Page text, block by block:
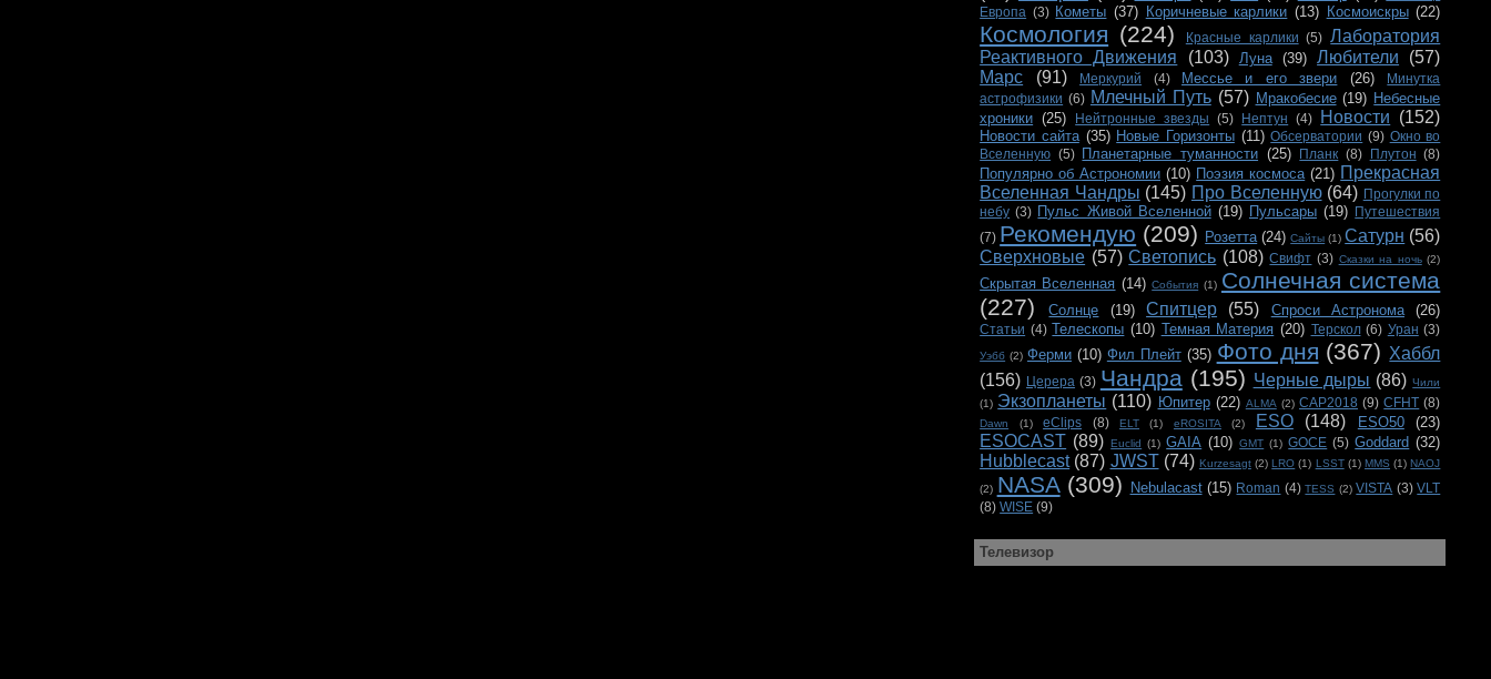
Европа (3) Кометы (37) Коричневые карлики (13) Космоискры (22)
Космология (224) Красные карлики (5) Лаборатория
Реактивного Движения
(103) Луна (39) Любители
(57)
Марс
(91) Меркурий (4) Мессье и его звери (26)
Минутка
астрофизики (6) Млечный Путь (57) Мракобесие (19) Небесные
хроники (25) Нейтронные звезды (5) Нептун (4) Новости (152)
Новости сайта (35) Новые Горизонты (11) Обсерватории (9) Окно во
Вселенную (5) Планетарные туманности (25) Планк (8) Плутон (8)
Популярно об Астрономии (10) Поэзия космоса (21) Прекрасная
Вселенная Чандры (145) Про Вселенную (64) Прогулки по
небу (3) Пульс Живой Вселенной (19) Пульсары (19) Путешествия
(7) Рекомендую (209) Розетта (24) Сайты (1) Сатурн (56)
Сверхновые (57) Светопись (108) Свифт (3) Сказки на ночь (2)
Скрытая Вселенная (14) События (1) Солнечная система
(227)
Солнце (19) Спитцер (55) Спроси Астронома (26)
Статьи (4) Телескопы (10) Темная Материя (20) Терскол (6) Уран (3)
Уэбб (2) Ферми (10) Фил Плейт (35) Фото дня (367) Хаббл
(156) Церера (3) Чандра (195) Черные дыры (86) Чили
(1) Экзопланеты (110) Юпитер (22) ALMA (2) CAP2018 (9) CFHT (8)
Dawn (1) eClips (8) ELT (1) eROSITA (2) ESO (148) ESO50 (23)
ESOCAST (89) Euclid (1) GAIA (10) GMT (1) GOCE (5) Goddard (32)
Hubblecast (87) JWST (74) Kurzesagt (2) LRO (1) LSST (1) MMS (1) NAOJ
(2) NASA (309) Nebulacast (15) Roman (4) TESS (2) VISTA (3) VLT
(8) WISE (9)
Телевизор